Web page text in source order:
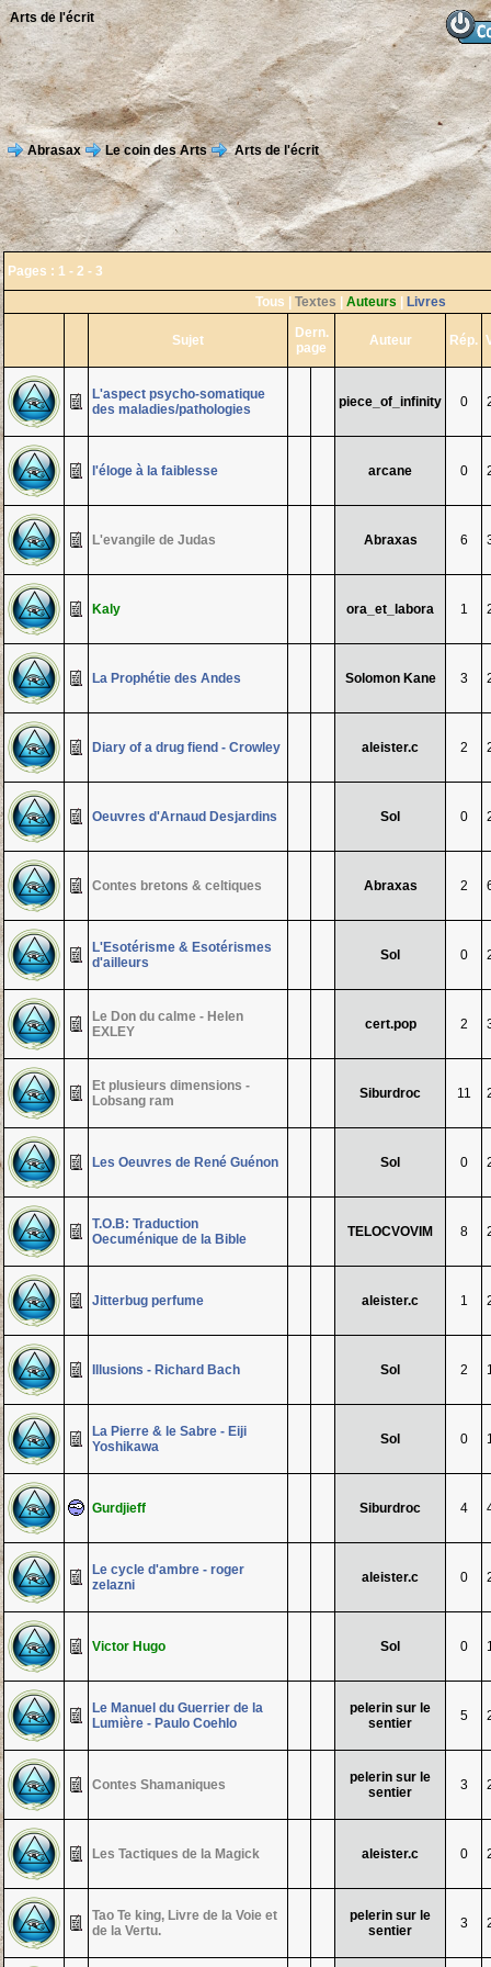
Arts de l'écrit
Abrasax Le coin des Arts Arts de l'écrit
Pages : 1 - 2 - 3
Tous
Textes Auteurs Livres
Sujet
Dern.
page
Auteur Rép.
L'aspect psycho-somatique
des maladies/pathologies
piece_of_infinity 0
l'éloge à la faiblesse arcane 0
L'evangile de Judas Abraxas 6
Kaly ora_et_labora 1
La Prophétie des Andes Solomon Kane 3
Diary of a drug fiend - Crowley aleister.c 2
Oeuvres d'Arnaud Desjardins Sol 0
Contes bretons & celtiques Abraxas 2
L'Esotérisme & Esotérismes
d'ailleurs
Sol 0
Le Don du calme - Helen
EXLEY
cert.pop 2
Et plusieurs dimensions -
Lobsang ram
Siburdroc 11
Les Oeuvres de René Guénon Sol 0
T.O.B: Traduction
Oecuménique de la Bible
TELOCVOVIM 8
Jitterbug perfume aleister.c 1
Illusions - Richard Bach Sol 2
La Pierre & le Sabre - Eiji
Yoshikawa
Sol 0
Gurdjieff Siburdroc 4
Le cycle d'ambre - roger
zelazni
aleister.c 0
Victor Hugo Sol 0
Le Manuel du Guerrier de la
Lumière - Paulo Coehlo
pelerin sur le
sentier
5
Contes Shamaniques
pelerin sur le
sentier
3
Les Tactiques de la Magick aleister.c 0
Tao Te king, Livre de la Voie et
de la Vertu.
pelerin sur le
sentier
3